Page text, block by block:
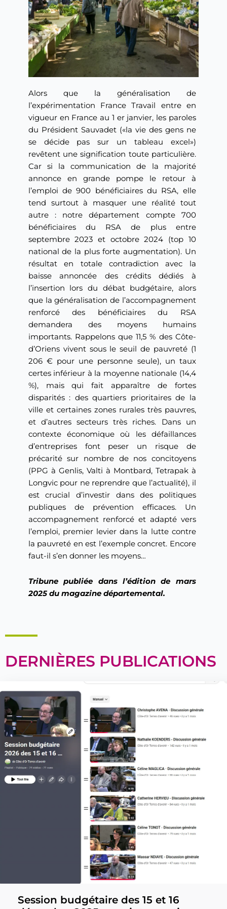
Alors que la généralisation de
l’expérimentation France Travail entre en
vigueur en France au 1 er janvier, les paroles
du Président Sauvadet («la vie des gens ne
se décide pas sur un tableau excel»)
revêtent une signification toute particulière.
Car si la communication de la majorité
annonce en grande pompe le retour à
l’emploi de 900 bénéficiaires du RSA, elle
tend surtout à masquer une réalité tout
autre : notre département compte 700
bénéficiaires du RSA de plus entre
septembre 2023 et octobre 2024 (top 10
national de la plus forte augmentation). Un
résultat en totale contradiction avec la
baisse annoncée des crédits dédiés à
l’insertion lors du débat budgétaire, alors
que la généralisation de l’accompagnement
renforcé des bénéficiaires du RSA
demandera des moyens humains
importants. Rappelons que 11,5 % des Côte-
d’Oriens vivent sous le seuil de pauvreté (1
206 € pour une personne seule), un taux
certes inférieur à la moyenne nationale (14,4
%), mais qui fait apparaître de fortes
disparités : des quartiers prioritaires de la
ville et certaines zones rurales très pauvres,
et d’autres secteurs très riches. Dans un
contexte économique où les défaillances
d’entreprises font peser un risque de
précarité sur nombre de nos concitoyens
(PPG à Genlis, Valti à Montbard, Tetrapak à
Longvic pour ne reprendre que l’actualité), il
est crucial d’investir dans des politiques
publiques de prévention efficaces. Un
accompagnement renforcé et adapté vers
l’emploi, premier levier dans la lutte contre
la pauvreté en est l’exemple concret. Encore
faut-il s’en donner les moyens…
Tribune publiée dans l’édition de mars
2025 du magazine départemental.
DERNIÈRES PUBLICATIONS
Session budgétaire des 15 et 16